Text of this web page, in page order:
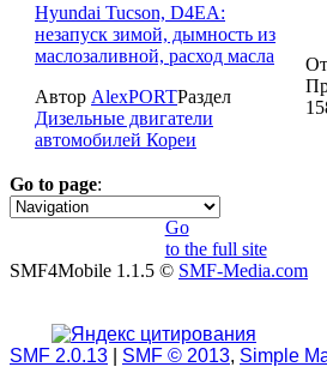
Hyundai Tucson, D4EA:
незапуск зимой, дымность из
маслозаливной, расход масла
Автор AlexPORTРаздел
Дизельные двигатели
автомобилей Кореи
Go to page:
1
Go
to the full site
SMF4Mobile 1.1.5 © SMF-Media.com
SMF 2.0.13 SMF © 2013, Simple